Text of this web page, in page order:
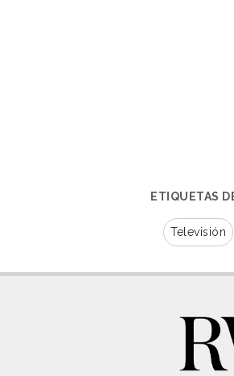
ETIQUETAS
Televisión